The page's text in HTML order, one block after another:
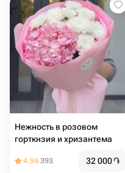
Нежность в розовом
горткнзия и хризантема
4.96393 32 000֏